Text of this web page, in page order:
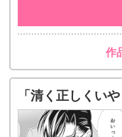
作
「清く正しくい